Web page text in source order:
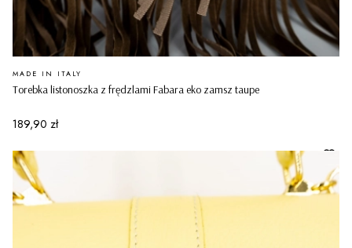
Torebka listonoszka z frędzlami Fabara eko zamsz taupe
PRODUCENT
MADE IN ITALY
Cena
189,90 zł